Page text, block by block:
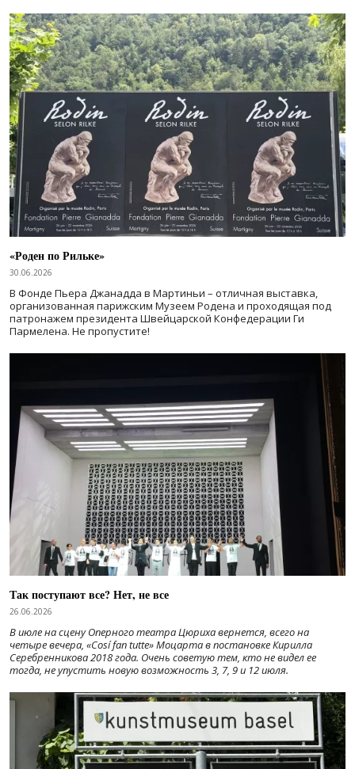
«Роден по Рильке»
30.06.2026
В Фонде Пьера Джанадда в Мартиньи – отличная выставка,
организованная парижским Музеем Родена и проходящая под
патронажем президента Швейцарской Конфедерации Ги
Пармелена. Не пропустите!
Так поступают все? Нет, не все
26.06.2026
В июле на сцену Оперного театра Цюриха вернется, всего на
четыре вечера, «Cosí fan tutte» Моцарта в постановке Кирилла
Серебренникова 2018 года. Очень советую тем, кто не видел ее
тогда, не упустить новую возможность 3, 7, 9 и 12 июля.